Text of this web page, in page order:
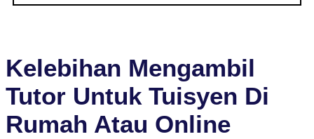
Kelebihan Mengambil
Tutor Untuk Tuisyen Di
Rumah Atau Online